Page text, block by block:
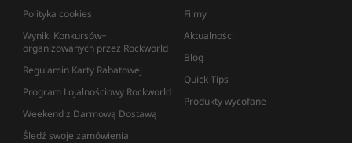
Polityka cookies
Wyniki Konkursów+
organizowanych przez Rockworld
Regulamin Karty Rabatowej
Program Lojalnościowy Rockworld
Weekend z Darmową Dostawą
Śledź swoje zamówienia
Filmy
Aktualności
Blog
Quick Tips
Produkty wycofane